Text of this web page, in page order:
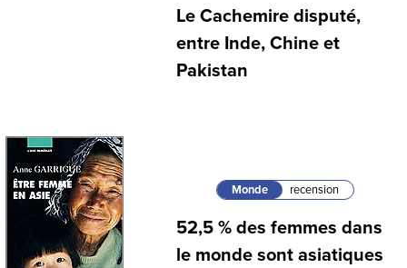
Le Cachemire disputé,
entre Inde, Chine et
Pakistan
Monde recension
52,5 % des femmes dans
le monde sont asiatiques